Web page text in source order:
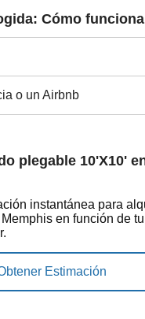
Cómo funciona
o un Airbnb
plegable 10'X10'
instantánea para
en función de